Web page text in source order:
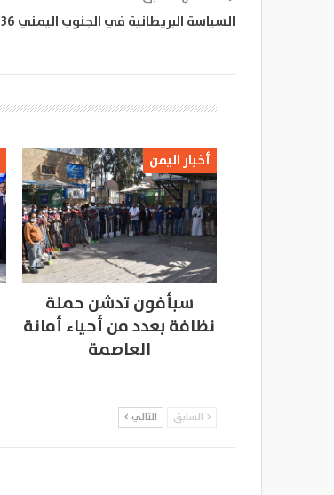
السياسة البريطانية في الجنوب اليمني 1936 – 1940م
أخبار اليمن
سبأفون تدشن حملة
نظافة بعدد من أحياء أمانة
العاصمة
السابق التالي